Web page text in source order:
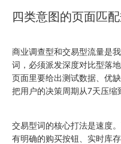
四类意图的页面匹配
商业调查型和交易型流量是
词，必须派发深度对比型落
页面里要给出测试数据、优
把用户的决策周期从7天压缩
交易型词的核心打法是速度
有明确的购买按钮、实时库